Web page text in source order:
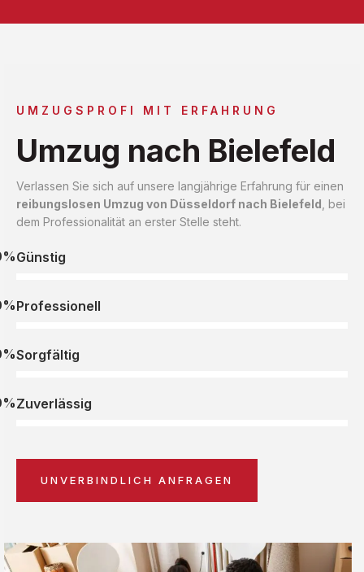
UMZUGSPROFI MIT ERFAHRUNG
Umzug nach Bielefeld
Verlassen Sie sich auf unsere langjährige Erfahrung für einen
reibungslosen Umzug von Düsseldorf nach Bielefeld , bei
dem Professionalität an erster Stelle steht.
Günstig
Professionell
Sorgfältig
Zuverlässig
UNVERBINDLICH ANFRAGEN